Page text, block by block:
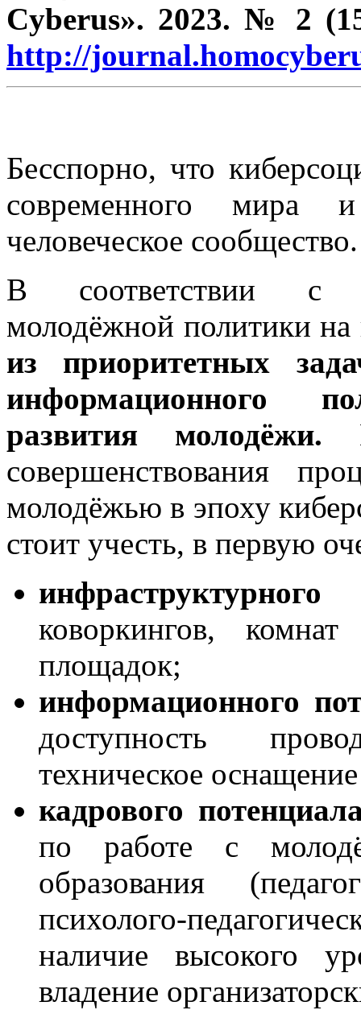
Cyberus». 2023. № 2
http://
Бесспорно, что
современного мира
человеческое сообщество.
В соответствии с
молодёжной политики
из приоритетных
информационного
развития молодёжи.
совершенствования
молодёжью в эпоху
стоит учесть, в первую
коворкингов, комнат
площадок;
информационного
доступность
техническое
кадрового
по работе с
образования
психолого-
наличие высокого
владение